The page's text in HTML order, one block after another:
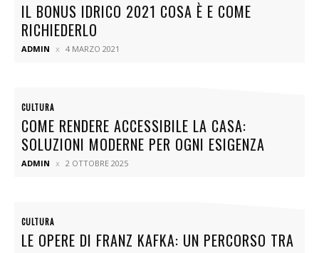
IL BONUS IDRICO 2021 COSA È E COME
RICHIEDERLO
ADMIN 4 MARZO 2021
CULTURA
COME RENDERE ACCESSIBILE LA CASA:
SOLUZIONI MODERNE PER OGNI ESIGENZA
ADMIN 2 OTTOBRE 2025
CULTURA
LE OPERE DI FRANZ KAFKA: UN PERCORSO TRA